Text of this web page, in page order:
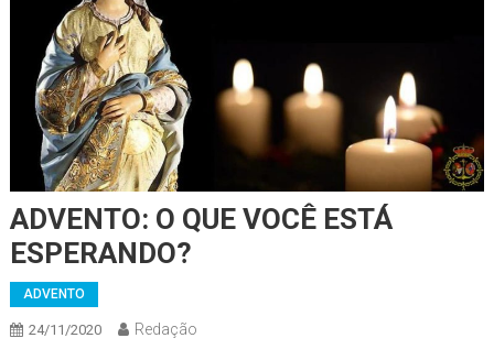
ADVENTO: O QUE VOCÊ ESTÁ
ESPERANDO?
ADVENTO
24/11/2020 Redação